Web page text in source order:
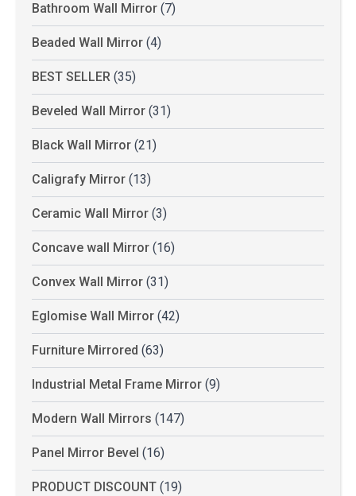
Bathroom Wall Mirror (7)
Beaded Wall Mirror (4)
BEST SELLER (35)
Beveled Wall Mirror (31)
Black Wall Mirror (21)
Caligrafy Mirror (13)
Ceramic Wall Mirror (3)
Concave wall Mirror (16)
Convex Wall Mirror (31)
Eglomise Wall Mirror (42)
Furniture Mirrored (63)
Industrial Metal Frame Mirror (9)
Modern Wall Mirrors (147)
Panel Mirror Bevel (16)
PRODUCT DISCOUNT (19)